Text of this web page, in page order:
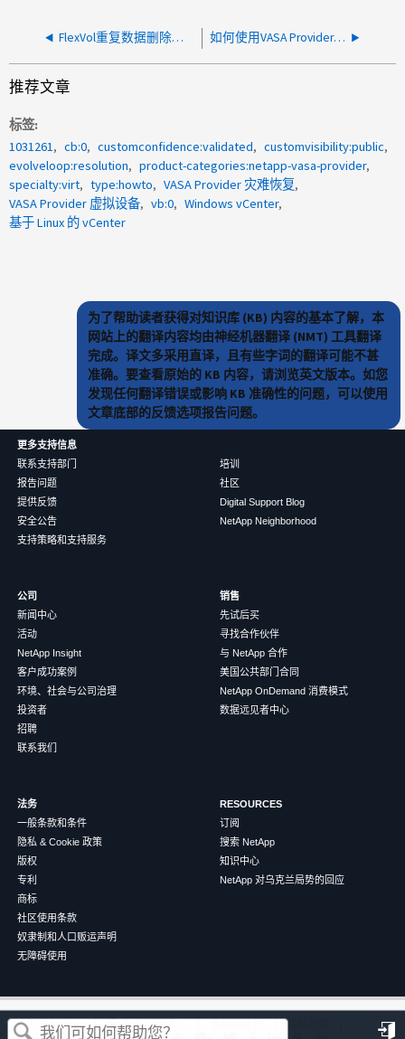
FlexVol重复数据删除已过量使用 如何使用VASA Provider WebCLI配置VVOL容器
这篇文章对您有帮助吗？
推荐文章
标签
1031261
cb:0 customconfidence:validated
customvisibility:public
evolveloop:resolution
product-categories:netapp-vasa-provider
specialty:virt
type:howto
VASA Provider 灾难恢复
VASA Provider 虚拟设备
vb:0
Windows vCenter
基于 Linux 的 vCenter
为了帮助读者获得对知识库 (KB) 内容的基本了解，本
网站上的翻译内容均由神经机器翻译 (NMT) 工具翻译
完成。译文多采用直译，且有些字词的翻译可能不甚
准确。要查看原始的 KB 内容，请浏览英文版本。如您
发现任何翻译错误或影响 KB 准确性的问题，可以使用
文章底部的反馈选项报告问题。
更多支持信息
联系支持部门
报告问题
提供反馈
安全公告
支持策略和支持服务
培训
社区
Digital Support Blog
NetApp Neighborhood
公司
新闻中心
活动
NetApp Insight
客户成功案例
环境、社会与公司治理
投资者
招聘
联系我们
销售
先试后买
寻找合作伙伴
与 NetApp 合作
美国公共部门合同
NetApp OnDemand 消费模式
数据远见者中心
法务
一般条款和条件
隐私 & Cookie 政策
版权
专利
商标
社区使用条款
奴隶制和人口贩运声明
无障碍使用
RESOURCES
订阅
搜索 NetApp
知识中心
NetApp 对乌克兰局势的回应
©2026NetApp 中文（简体） 条款和条件
隐私政策